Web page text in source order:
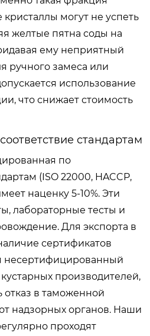
могут не успеть
желтые пятна соды на
ему неприятный
ручного замеса или
использование
что снижает стоимость
стандартам
по
(ISO 22000, HACCP,
наценку 5-10%. Эти
лабораторные тесты и
Для экспорта в
сертификатов
несертифицированный
производителей,
отказ в таможенной
надзорных органов. Наши
проходят